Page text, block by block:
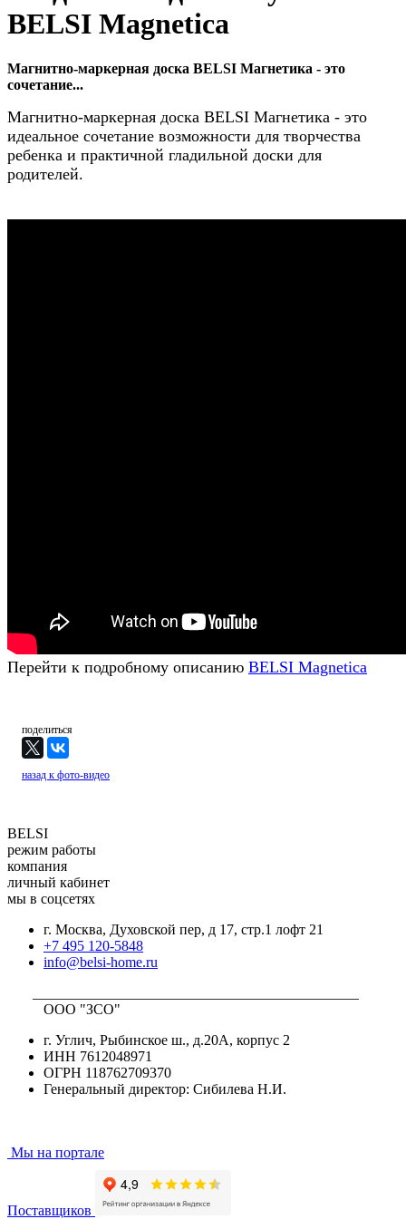
BELSI Magnetica
Магнитно-маркерная доска BELSI Магнетика - это
сочетание...
Магнитно-маркерная доска BELSI Магнетика - это
идеальное сочетание возможности для творчества
ребенка и практичной гладильной доски для
родителей.
Перейти к подробному описанию BELSI Magnetica
поделиться
назад к фото-видео
BELSI
режим работы
компания
личный кабинет
мы в соцсетях
г. Москва, Духовской пер, д 17, стр.1 лофт 21
+7 495 120-5848
info@belsi-home.ru
ООО "ЗСО"
г. Углич, Рыбинское ш., д.20А, корпус 2
ИНН 7612048971
ОГРН 118762709370
Генеральный директор: Сибилева Н.И.
Мы на портале
Поставщиков